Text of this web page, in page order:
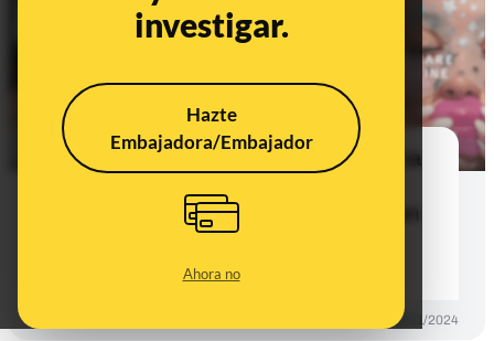
investigar.
Hazte
Embajadora/Embajador
Ahora no
Rutinas de ‘skincare’: una tendencia
recomiendan productos que pueden
ser inadecuados para algunos
18/01/2024